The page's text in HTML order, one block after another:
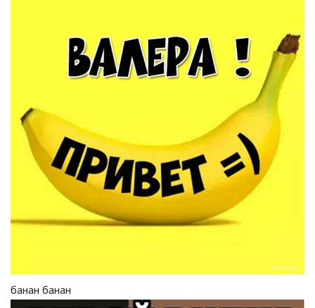
банан банан